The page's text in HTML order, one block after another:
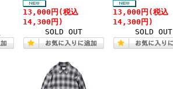
13,000円(税込
14,300円)
SOLD OUT
13,000円(税込
14,300円)
SOLD OUT